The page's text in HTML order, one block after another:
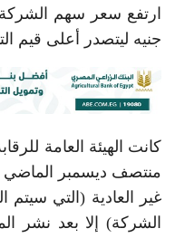
جنيه ليتصدر أعلى قيم
كانت الهيئة العامة
منتصف ديسمبر الماضي
غير العادية (التي
الشركة) إلا بعد نشر